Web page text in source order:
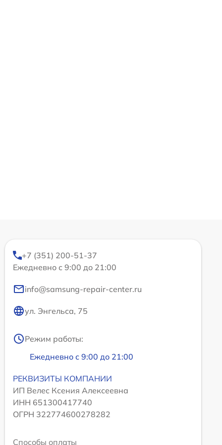
+7 (351) 200-51-37
Ежедневно с 9:00 до 21:00
info@samsung-repair-center.ru
ул. Энгельса, 75
Режим работы:
Ежедневно с 9:00 до 21:00
РЕКВИЗИТЫ КОМПАНИИ
ИП Велес Ксения Алексеевна
ИНН 651300417740
ОГРН 322774600278282
Способы оплаты